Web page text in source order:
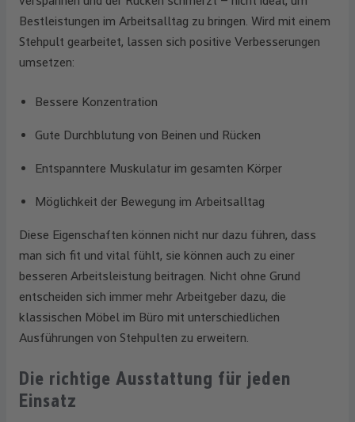
Bestleistungen im Arbeitsalltag zu bringen. Wird mit einem
Stehpult gearbeitet, lassen sich positive Verbesserungen
umsetzen:
Bessere Konzentration
Gute Durchblutung von Beinen und Rücken
Entspanntere Muskulatur im gesamten Körper
Möglichkeit der Bewegung im Arbeitsalltag
Diese Eigenschaften können nicht nur dazu führen, dass
man sich fit und vital fühlt, sie können auch zu einer
besseren Arbeitsleistung beitragen. Nicht ohne Grund
entscheiden sich immer mehr Arbeitgeber dazu, die
klassischen Möbel im Büro mit unterschiedlichen
Ausführungen von Stehpulten zu erweitern.
Die richtige Ausstattung für jeden
Einsatz